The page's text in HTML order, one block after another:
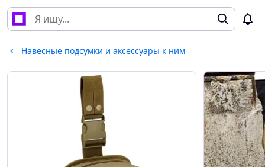
Навесные подсумки и аксессуары к ним